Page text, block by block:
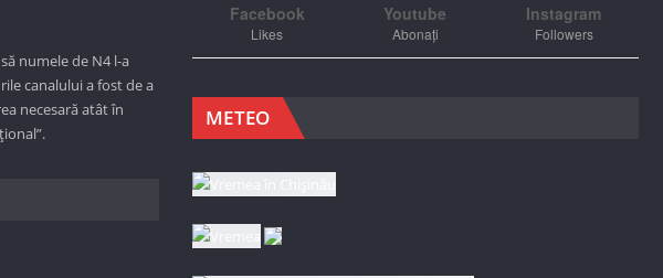
numele de N4 l-a
canalului a fost de a
necesară atât în
Facebook
Likes
Youtube
Abonați
Instagram
Followers
METEO